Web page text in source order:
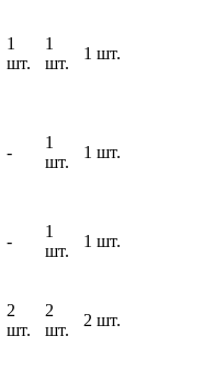
1
шт.
1
шт.
1 шт.
-
1
шт.
1 шт.
-
1
шт.
1 шт.
2
шт.
2
шт.
2 шт.